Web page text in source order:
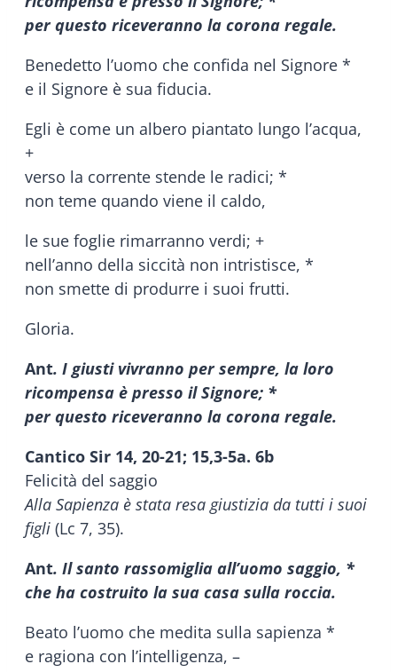
per questo riceveranno la corona regale.
Benedetto l’uomo che confida nel Signore *
e il Signore è sua fiducia.
Egli è come un albero piantato lungo l’acqua,
+
verso la corrente stende le radici; *
non teme quando viene il caldo,
le sue foglie rimarranno verdi; +
nell’anno della siccità non intristisce, *
non smette di produrre i suoi frutti.
Gloria.
Ant. I giusti vivranno per sempre, la loro
ricompensa è presso il Signore; *
per questo riceveranno la corona regale.
Cantico Sir 14, 20-21; 15,3-5a. 6b
Felicità del saggio
Alla Sapienza è stata resa giustizia da tutti i suoi
figli (Lc 7, 35).
Ant. Il santo rassomiglia all’uomo saggio, *
che ha costruito la sua casa sulla roccia.
Beato l’uomo che medita sulla sapienza *
e ragiona con l’intelligenza, –